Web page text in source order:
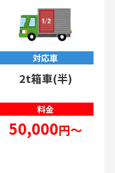
対応車
2t箱車(半)
料金
50,000円～